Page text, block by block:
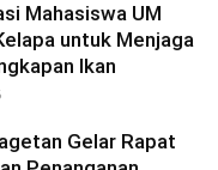
Mahasiswa UM
untuk Menjaga
Ikan
Gelar Rapat